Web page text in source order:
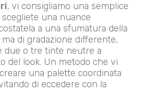
, vi consigliamo una semplice
scegliete una nuance
a una sfumatura della
di gradazione differente,
due o tre tinte neutre a
del look. Un metodo che vi
una palette coordinata
di eccedere con la